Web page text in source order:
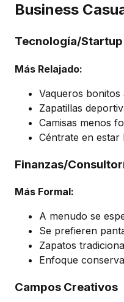
Business
Tecnología/Startup
Más Relajado:
Vaqueros
Zapatillas
Camisas menos
Céntrate en estar
Finanzas/
Más Formal:
A menudo se
Se prefieren
Zapatos
Enfoque
Campos Creativos